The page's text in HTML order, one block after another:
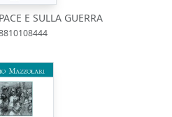
E SULLA GUERRA